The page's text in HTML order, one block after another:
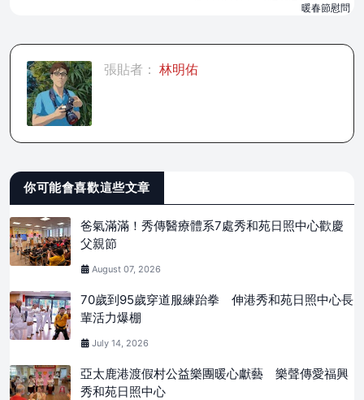
暖春節慰問
張貼者： 林明佑
你可能會喜歡這些文章
爸氣滿滿！秀傳醫療體系7處秀和苑日照中心歡慶
父親節
August 07, 2026
70歲到95歲穿道服練跆拳 伸港秀和苑日照中心長
輩活力爆棚
July 14, 2026
亞太鹿港渡假村公益樂團暖心獻藝 樂聲傳愛福興
秀和苑日照中心